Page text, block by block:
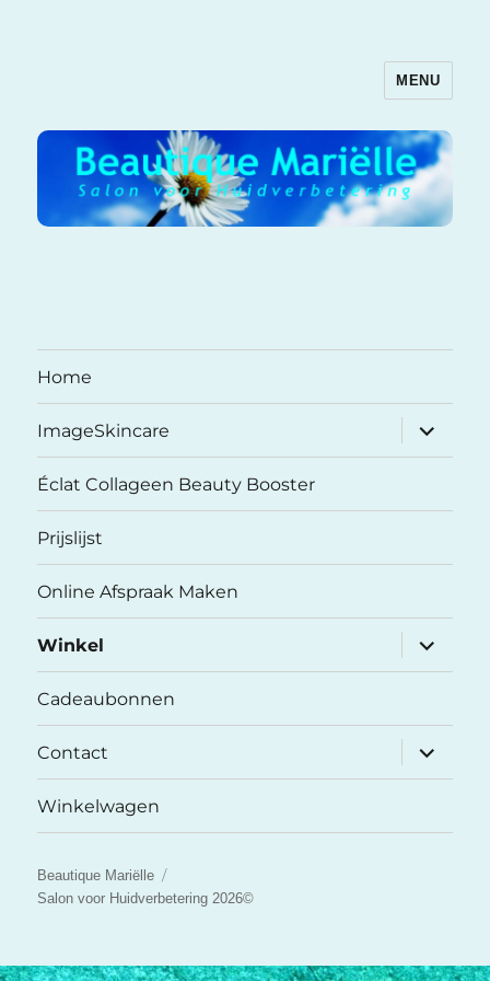
MENU
Home
ImageSkincare
submenu
Éclat Collageen Beauty Booster
Prijslijst
Online Afspraak Maken
Winkel
submenu
Cadeaubonnen
Contact
submenu
Winkelwagen
Beautique Mariëlle
Salon voor Huidverbetering 2026©